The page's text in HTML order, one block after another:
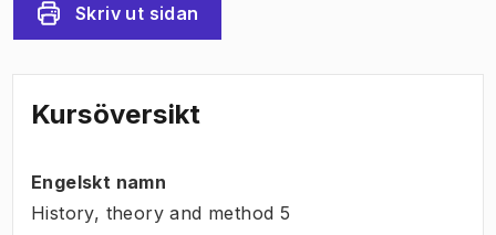
Skriv ut sidan
Kursöversikt
Engelskt namn
History, theory and method 5